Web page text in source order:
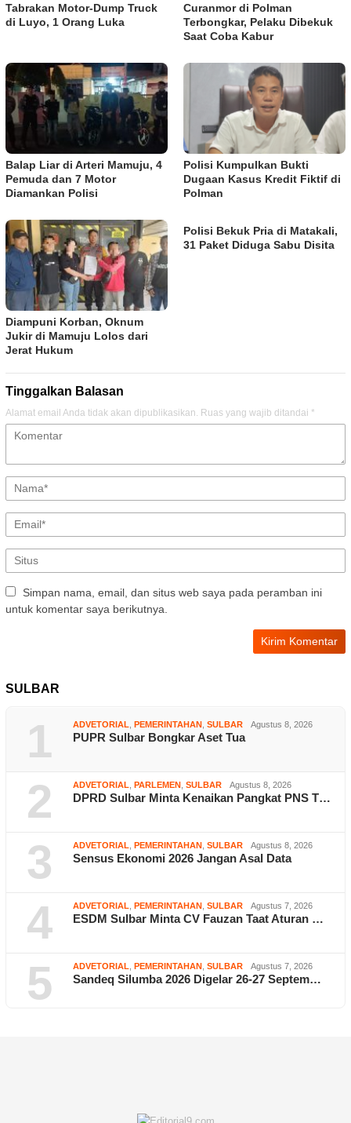
Tabrakan Motor-Dump Truck
di Luyo, 1 Orang Luka
Curanmor di Polman
Terbongkar, Pelaku Dibekuk
Saat Coba Kabur
Balap Liar di Arteri Mamuju, 4
Pemuda dan 7 Motor
Diamankan Polisi
Polisi Kumpulkan Bukti
Dugaan Kasus Kredit Fiktif di
Polman
Diampuni Korban, Oknum
Jukir di Mamuju Lolos dari
Jerat Hukum
Polisi Bekuk Pria di Matakali,
31 Paket Diduga Sabu Disita
Tinggalkan Balasan
Alamat email Anda tidak akan dipublikasikan. Ruas yang wajib ditandai *
Simpan nama, email, dan situs web saya pada peramban ini
untuk komentar saya berikutnya.
SULBAR
1 ADVETORIAL PEMERINTAHAN SULBAR Agustus 8, 2026
PUPR Sulbar Bongkar Aset Tua
2 ADVETORIAL PARLEMEN SULBAR Agustus 8, 2026
DPRD Sulbar Minta Kenaikan Pangkat PNS T…
3 ADVETORIAL PEMERINTAHAN SULBAR Agustus 8, 2026
Sensus Ekonomi 2026 Jangan Asal Data
4 ADVETORIAL PEMERINTAHAN SULBAR Agustus 7, 2026
ESDM Sulbar Minta CV Fauzan Taat Aturan …
5 ADVETORIAL PEMERINTAHAN SULBAR Agustus 7, 2026
Sandeq Silumba 2026 Digelar 26-27 Septem…